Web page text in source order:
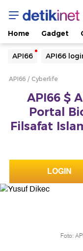
Home Gadget
API66 API66
Yang sedang
Loading...
Loading...
API66 Cyberlife
API66 $
Portal
Filsafat
LOGIN
Foto: